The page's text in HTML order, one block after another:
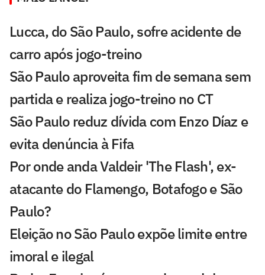
Lucca, do São Paulo, sofre acidente de
carro após jogo-treino
São Paulo aproveita fim de semana sem
partida e realiza jogo-treino no CT
São Paulo reduz dívida com Enzo Díaz e
evita denúncia à Fifa
Por onde anda Valdeir 'The Flash', ex-
atacante do Flamengo, Botafogo e São
Paulo?
Eleição no São Paulo expõe limite entre
imoral e ilegal